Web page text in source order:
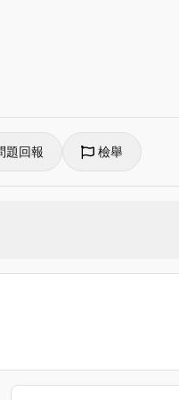
題回報 檢舉